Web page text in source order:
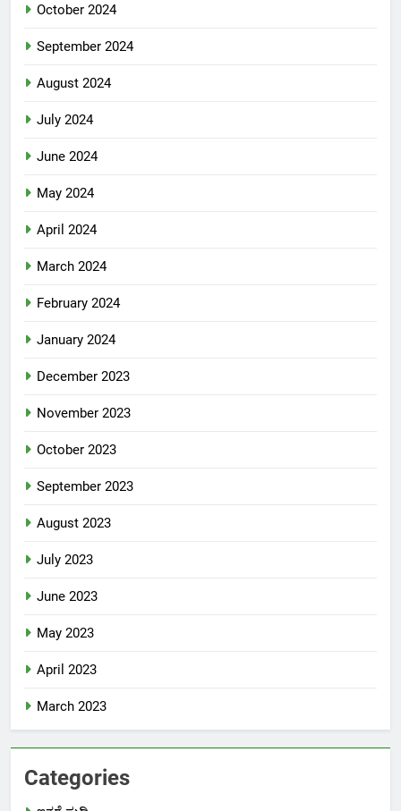
October 2024
September 2024
August 2024
July 2024
June 2024
May 2024
April 2024
March 2024
February 2024
January 2024
December 2023
November 2023
October 2023
September 2023
August 2023
July 2023
June 2023
May 2023
April 2023
March 2023
Categories